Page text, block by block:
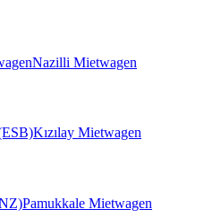
Nazilli Mietwagen
Kızılay Mietwagen
Pamukkale Mietwagen